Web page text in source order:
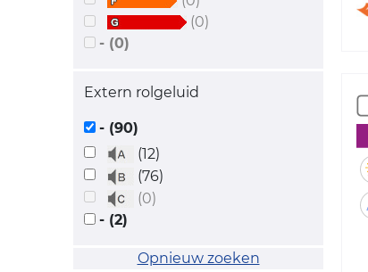
(0)
- (0)
Extern rolgeluid
- (90)
(12)
(76)
(0)
- (2)
Opnieuw zoeken